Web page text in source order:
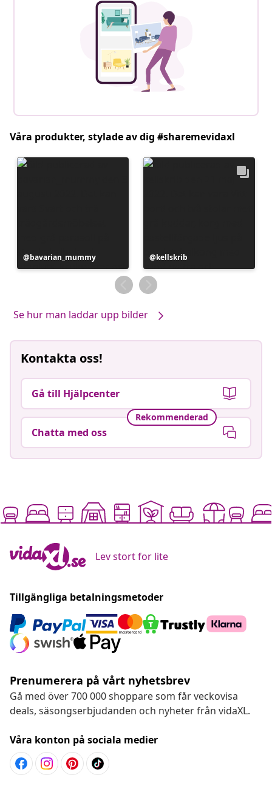
Våra produkter, stylade av dig #sharemevidaxl
Inlägg
publicerat
bavarian_mummy
Inlägg
publicerat
av
kellskrib
Se hur man laddar upp bilder
Kontakta oss!
Gå till Hjälpcenter
Rekommenderad
Chatta med oss
Lev stort for lite
Tillgängliga betalningsmetoder
Prenumerera på vårt nyhetsbrev
Gå med över 700 000 shoppare som får veckovisa
deals, säsongserbjudanden och nyheter från vidaXL.
Våra konton på sociala medier